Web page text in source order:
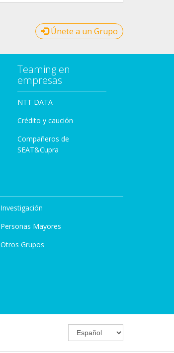
Únete a un Grupo
Teaming en
empresas
NTT DATA
Crédito y caución
Compañeros de
SEAT&Cupra
Investigación
Personas Mayores
Otros Grupos